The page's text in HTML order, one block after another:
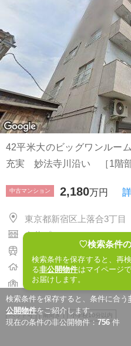
♡検索条件
検索条件を保存すると、再
る非公開物件はマイページ
お届けします。
検索条件を保存すると、条件に合う
公開物件をご紹介します。
現在の条件の非公開物件： 756 件
42平米大のビッグワンルー
充実 妙法寺川沿い ［1階部
中古マンション 2,180万円
東京都新宿区上落合3丁目
中井プラムレジデンス
建物 42.75㎡ / 1R / 1972
落合第五小学校 / 落合第二
ペット可 南向き 小学校10分以内